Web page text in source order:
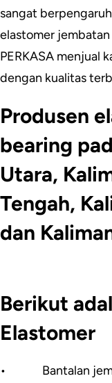
sangat
elastomer
PERKASA menjual
dengan kualitas
Produsen
bearing
Utara,
Tengah,
dan
Berikut
Elastomer
• Bantalan